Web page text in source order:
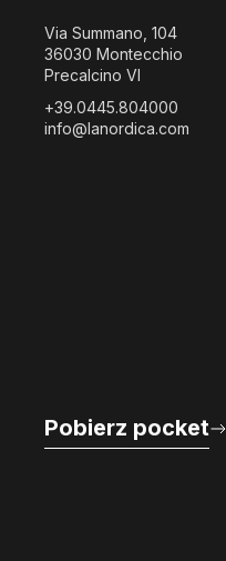
Via Summano, 104
36030 Montecchio
Precalcino VI
+39.0445.804000
info@lanordica.com
Pobierz pocket